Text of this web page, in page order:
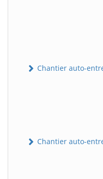
Chantier auto-
Chantier auto-